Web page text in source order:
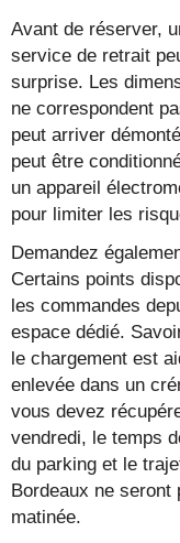
Avant de réserver,
service de retrait
surprise. Les
ne correspondent
peut arriver
peut être
un appareil
pour limiter les
Demandez
Certains points
les commandes
espace dédié.
le chargement est
enlevée dans un
vous devez
vendredi, le temps
du parking et le
Bordeaux ne seront
matinée.